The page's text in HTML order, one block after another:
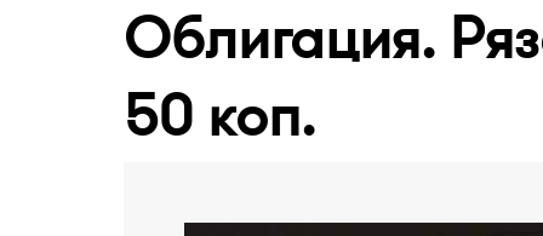
Облигация.
50 коп.